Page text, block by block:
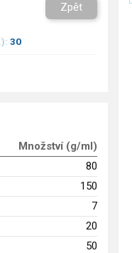
Zpět
30
Množství (g/ml)
80
150
7
20
50